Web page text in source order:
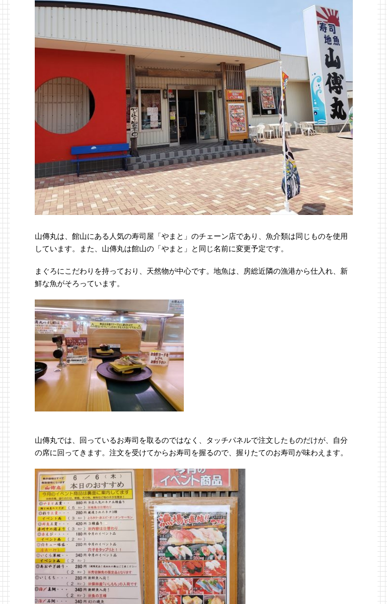
山傳丸は、館山にある人気の寿司屋「やまと」のチェーン店であり、魚介類は同じものを使用
しています。また、山傳丸は館山の「やまと」と同じ名前に変更予定です。
まぐろにこだわりを持っており、天然物が中心です。地魚は、房総近隣の漁港から仕入れ、新
鮮な魚がそろっています。
山傳丸では、回っているお寿司を取るのではなく、タッチパネルで注文したものだけが、自分
の席に回ってきます。注文を受けてからお寿司を握るので、握りたてのお寿司が味わえます。